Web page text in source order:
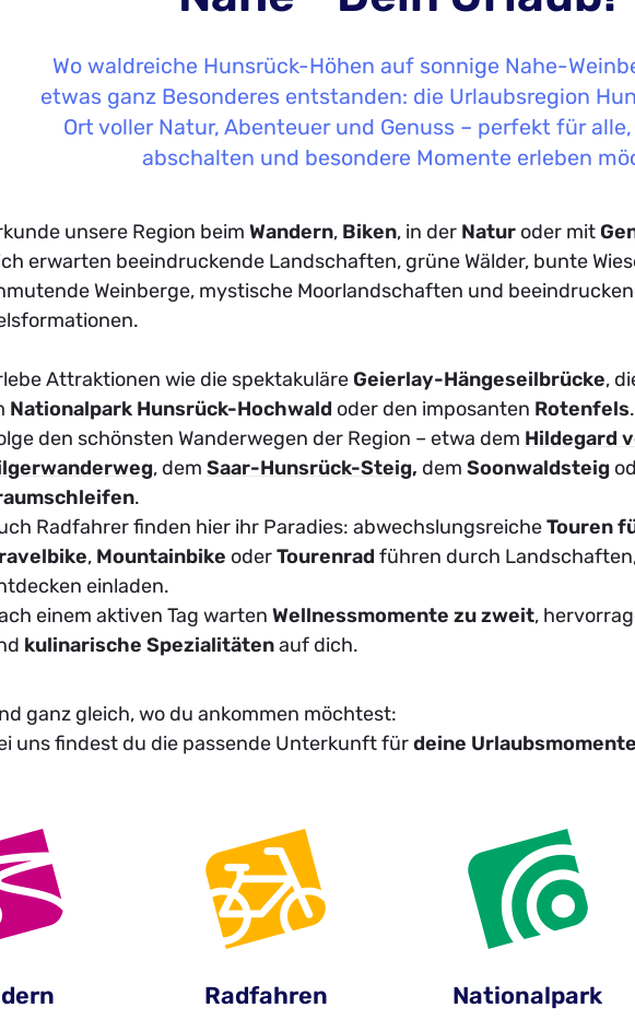
Wo waldreiche Hunsrück-Höhen auf sonnige Nahe-
etwas ganz Besonderes entstanden: die Urlaubsregion
Ort voller Natur, Abenteuer und Genuss – perfekt für
abschalten und besondere Momente erleben
unsere Region beim Wandern, Biken, in der Natur oder mit
erwarten beeindruckende Landschaften, grüne Wälder, bunte
Weinberge, mystische Moorlandschaften und
Attraktionen wie die spektakuläre Geierlay-Hängeseilbrücke,
Nationalpark Hunsrück-Hochwald oder den imposanten Rotenfels.
den schönsten Wanderwegen der Region – etwa dem Hildegard
, dem Saar-Hunsrück-Steig, dem Soonwaldsteig
.
Radfahrer finden hier ihr Paradies: abwechslungsreicheTouren
, Mountainbike oderTourenrad führen durch
einladen.
einem aktiven Tag warten Wellnessmomente zu zweit,
kulinarische Spezialitätenauf dich.
ganz gleich, wo du ankommen möchtest:
uns findest du die passende Unterkunft fürdeine
Radfahren Nationalpark